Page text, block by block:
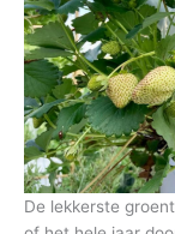
De lekkerste